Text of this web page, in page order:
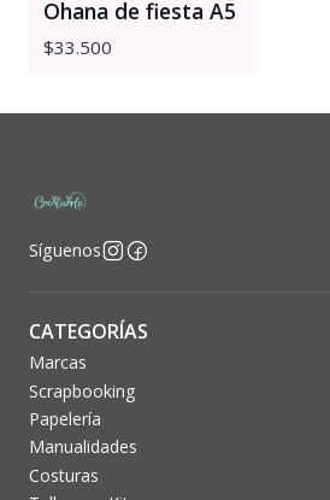
Ohana de fiesta A5
$33.500
Síguenos
CATEGORÍAS
Marcas
Scrapbooking
Papelería
Manualidades
Costuras